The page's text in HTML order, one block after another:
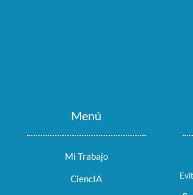
Menú
Mi Trabajo
CiencIA